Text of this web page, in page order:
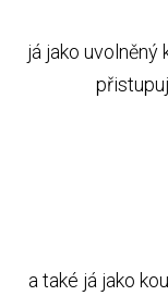
já jako uvolněný
a také já jako